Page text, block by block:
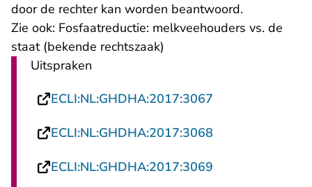
door de rechter kan worden beantwoord.
Zie ook: Fosfaatreductie: melkveehouders vs. de
staat(bekende rechtszaak)
Uitspraken
ECLI:NL:GHDHA:2017:3067
ECLI:NL:GHDHA:2017:3068
ECLI:NL:GHDHA:2017:3069